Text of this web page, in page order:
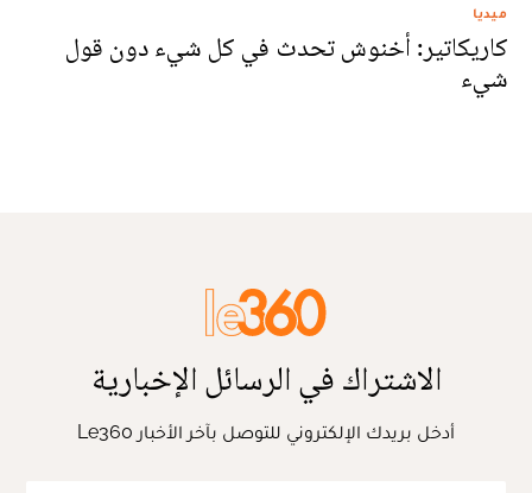
ميديا
كاريكاتير: أخنوش تحدث في كل شيء دون قول
شيء
الاشتراك في الرسائل الإخبارية
أدخل بريدك الإلكتروني للتوصل بآخر الأخبار Le360